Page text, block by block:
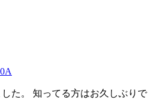
た。 知ってる方はお久しぶりで